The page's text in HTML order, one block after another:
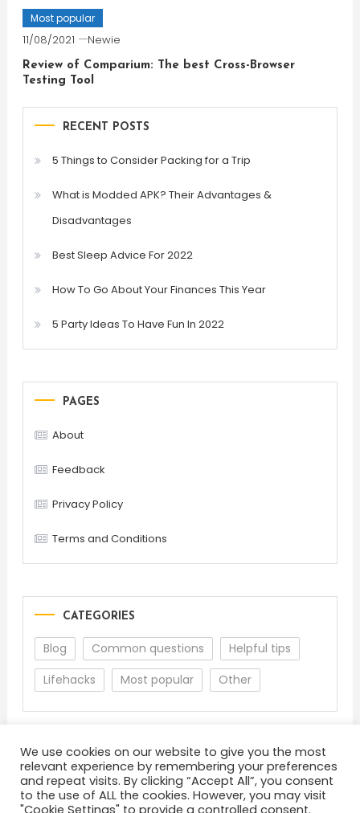
Most popular
11/08/2021 Newie
Review of Comparium: The best Cross-Browser
Testing Tool
RECENT POSTS
5 Things to Consider Packing for a Trip
What is Modded APK? Their Advantages &
Disadvantages
Best Sleep Advice For 2022
How To Go About Your Finances This Year
5 Party Ideas To Have Fun In 2022
PAGES
About
Feedback
Privacy Policy
Terms and Conditions
CATEGORIES
Blog Common questions
Helpful tips
Lifehacks
Most popular Other
We use cookies on our website to give you the most
relevant experience by remembering your preferences
and repeat visits. By clicking “Accept All”, you consent
to the use of ALL the cookies. However, you may visit
"Cookie Settings" to provide a controlled consent.